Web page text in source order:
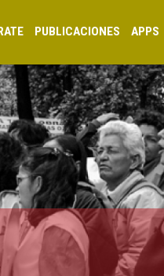
PUBLICACIONES APPS